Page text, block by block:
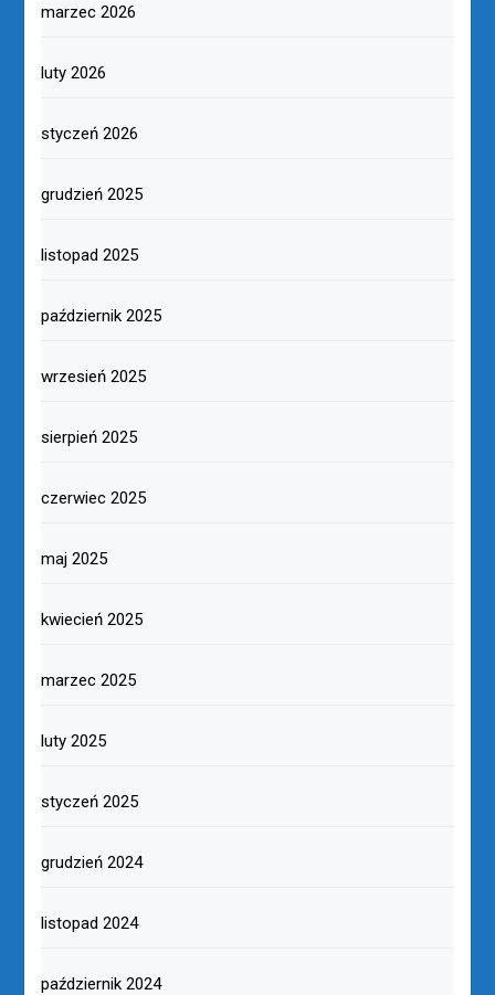
marzec 2026
luty 2026
styczeń 2026
grudzień 2025
listopad 2025
październik 2025
wrzesień 2025
sierpień 2025
czerwiec 2025
maj 2025
kwiecień 2025
marzec 2025
luty 2025
styczeń 2025
grudzień 2024
listopad 2024
październik 2024